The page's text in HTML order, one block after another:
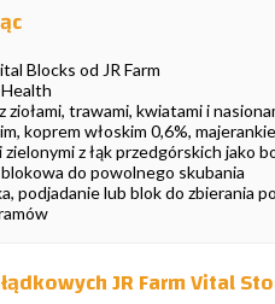
Blocks od JR Farm
ziołami, trawami, kwiatami i
koprem włoskim 0,6%,
z łąk przedgórskich jako
do powolnego skubania
podjadanie lub blok do zbierania
JR Farm Vital